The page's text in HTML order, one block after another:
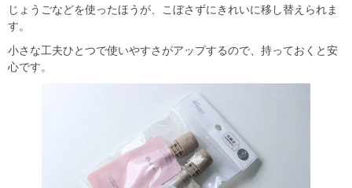
じょうごなどを使ったほうが、こぼさずにきれいに移し替えられま
す。
小さな工夫ひとつで使いやすさがアップするので、持っておくと安
心です。